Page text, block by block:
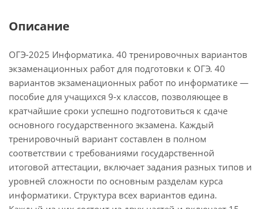
Описание
ОГЭ-2025 Информатика. 40 тренировочных вариантов
экзаменационных работ для подготовки к ОГЭ. 40
вариантов экзаменационных работ по информатике —
пособие для учащихся 9-х классов, позволяющее в
кратчайшие сроки успешно подготовиться к сдаче
основного государственного экзамена. Каждый
тренировочный вариант составлен в полном
соответствии с требованиями государственной
итоговой аттестации, включает задания разных типов и
уровней сложности по основным разделам курса
информатики. Структура всех вариантов едина.